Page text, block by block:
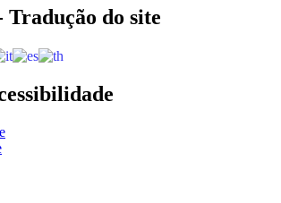
Acesso à informação
Tradução do site